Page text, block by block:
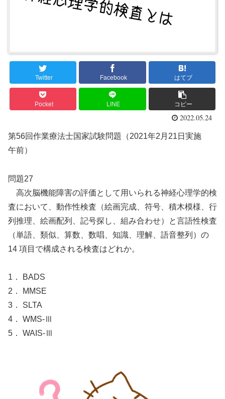
Twitter Facebook はてブ
Pocket LINE コピー
2022.05.24
第56回作業療法士国家試験問題（2021年2月21日実施
午前）
問題27
高次脳機能障害の評価として用いられる神経心理学的検
査において、動作性検査（絵画完成、符号、積木模様、行
列推理、絵画配列、記号探し、組み合わせ）と言語性検査
（単語、類似、算数、数唱、知識、理解、語音整列）の
14 項目で構成される検査はどれか。
1． BADS
2． MMSE
3． SLTA
4． WMS-Ⅲ
5． WAIS-Ⅲ